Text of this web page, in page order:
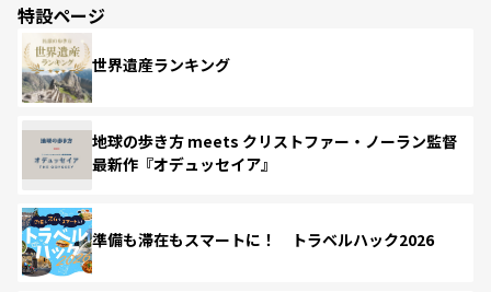
特設ページ
世界遺産ランキング
地球の歩き方 meets クリストファー・ノーラン監督
最新作『オデュッセイア』
準備も滞在もスマートに！ トラベルハック2026